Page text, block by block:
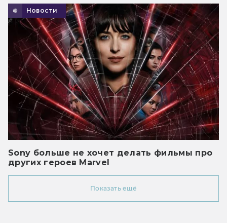
Новости
Sony больше не хочет делать фильмы про
других героев Marvel
Показать ещё